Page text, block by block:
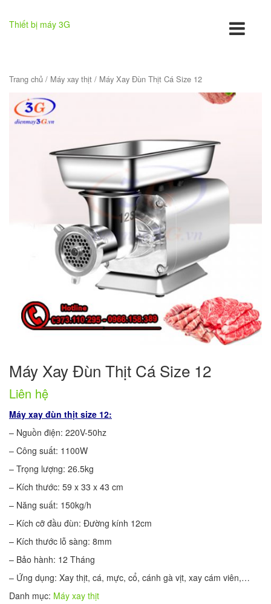
Thiết bị máy 3G
Trang chủ / Máy xay thịt / Máy Xay Đùn Thịt Cá Size 12
Máy Xay Đùn Thịt Cá Size 12
Liên hệ
Máy xay đùn thịt size 12:
– Nguồn điện: 220V-50hz
– Công suất: 1100W
– Trọng lượng: 26.5kg
– Kích thước: 59 x 33 x 43 cm
– Năng suất: 150kg/h
– Kích cỡ đầu đùn: Đường kính 12cm
– Kích thước lỗ sàng: 8mm
– Bảo hành: 12 Tháng
– Ứng dụng: Xay thịt, cá, mực, cổ, cánh gà vịt, xay cám viên,…
Danh mục: Máy xay thịt